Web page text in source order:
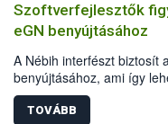
Szoftverfejlesztők
eGN benyújtásához
A Nébih interfészt biztosít
benyújtásához, ami így
gazdálkodók
TOVÁBB